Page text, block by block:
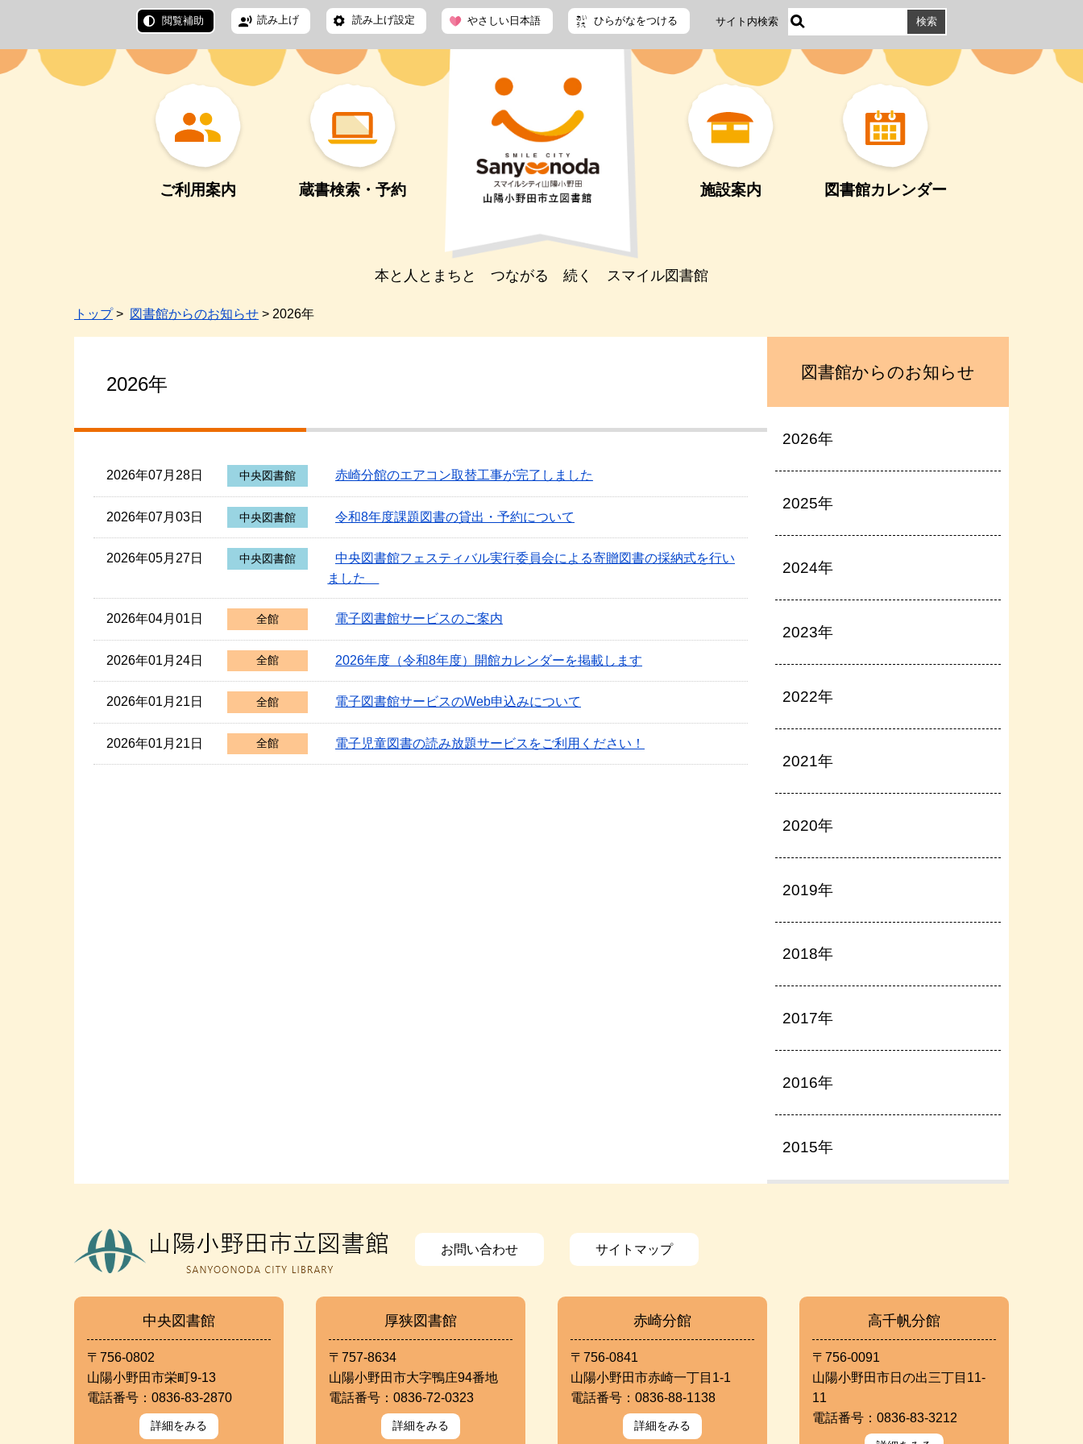
閲覧補助 読み上げ 読み上げ設定 やさしい日本語 ひらがなをつける サイト内検索
ご利用案内 蔵書検索・予約 施設案内 図書館カレンダー
本と人とまちと つながる 続く スマイル図書館
トップ> 図書館からのお知らせ > 2026年
2026年
2026年07月28日 中央図書館 赤崎分館のエアコン取替工事が完了しました
2026年07月03日 中央図書館 令和8年度課題図書の貸出・予約について
2026年05月27日 中央図書館
中央図書館フェスティバル実行委員会による寄贈図書の採納式を行い
ました
2026年04月01日 全館 電子図書館サービスのご案内
2026年01月24日 全館 2026年度（令和8年度）開館カレンダーを掲載します
2026年01月21日 全館 電子図書館サービスのWeb申込みについて
2026年01月21日 全館 電子児童図書の読み放題サービスをご利用ください！
図書館からのお知らせ
2026年
2025年
2024年
2023年
2022年
2021年
2020年
2019年
2018年
2017年
2016年
2015年
お問い合わせ サイトマップ
中央図書館
〒756-0802
山陽小野田市栄町9-13
電話番号：0836-83-2870
詳細をみる
厚狭図書館
〒757-8634
山陽小野田市大字鴨庄94番地
電話番号：0836-72-0323
詳細をみる
赤崎分館
〒756-0841
山陽小野田市赤崎一丁目1-1
電話番号：0836-88-1138
詳細をみる
高千帆分館
〒756-0091
山陽小野田市日の出三丁目11-
11
電話番号：0836-83-3212